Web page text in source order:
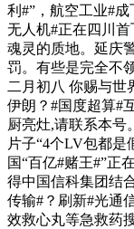
利#”，航空工业#
无人机#正在四川
魂灵的质地。延庆
罚。有些是完全不
二月初八 你赐与世
伊朗？#国度超算#
厨亮灶,请联系本号
片子“4个LV包都
国“百亿#赌王#”正
得中国信科集团结
传输#？刷新#光通
效救心丸等急救药